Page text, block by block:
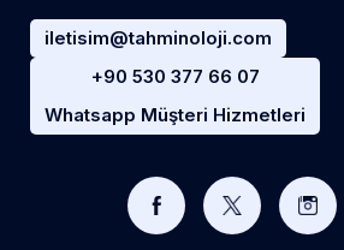
iletisim@tahminoloji.com
+90 530 377 66 07
Whatsapp Müşteri Hizmetleri